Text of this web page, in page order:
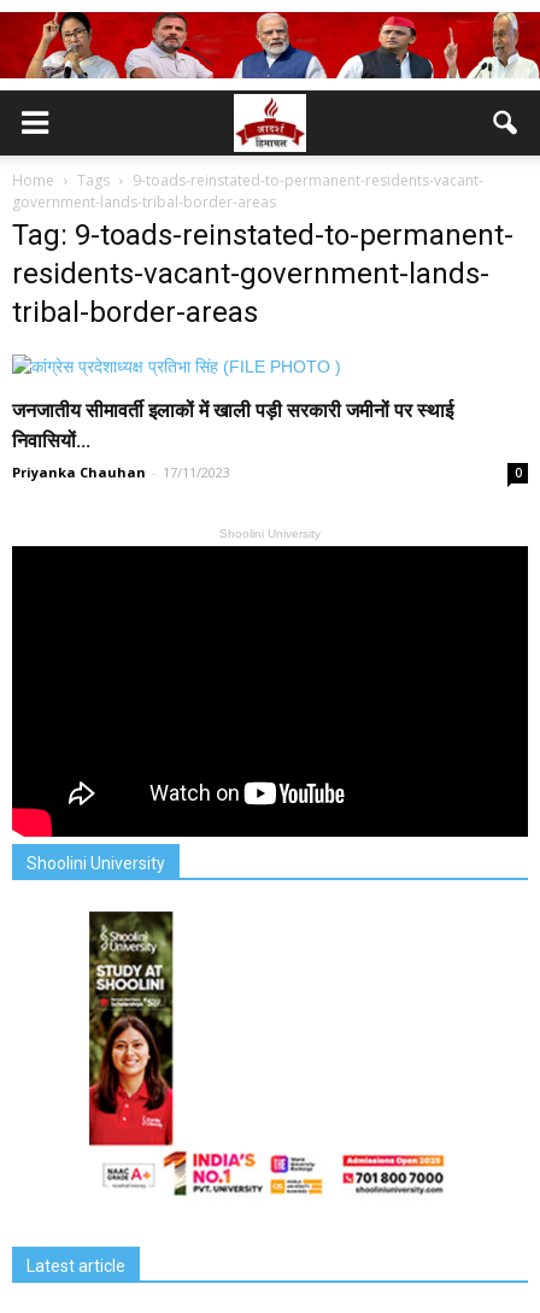
Home Tags
9-toads-reinstated-to-permanent-residents-vacant-
government-lands-tribal-border-areas
Tag: 9-toads-reinstated-to-permanent-
residents-vacant-government-lands-
tribal-border-areas
जनजातीय सीमावर्ती इलाकों में खाली पड़ी सरकारी जमीनों पर स्थाई
निवासियों...
Priyanka Chauhan - 17/11/2023 0
Shoolini University
Shoolini University
Latest article